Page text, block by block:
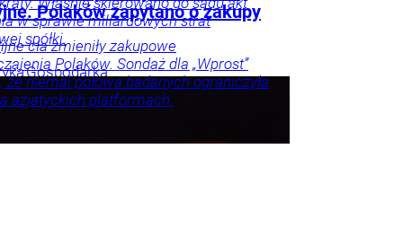
w sprawie miliardowych strat
spółki.
Gospodarka
Polaków zapytano o zakupy
cła zmieniły zakupowe
Polaków. Sondaż dla „Wprost”
że niemal połowa badanych ograniczyła
azjatyckich platformach.